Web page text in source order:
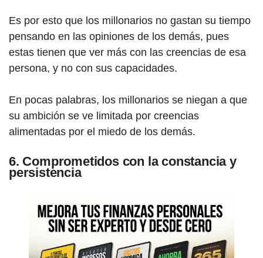
Es por esto que los millonarios no gastan su tiempo
pensando en las opiniones de los demás, pues
estas tienen que ver más con las creencias de esa
persona, y no con sus capacidades.
En pocas palabras, los millonarios se niegan a que
su ambición se ve limitada por creencias
alimentadas por el miedo de los demás.
6. Comprometidos con la constancia y
persistencia